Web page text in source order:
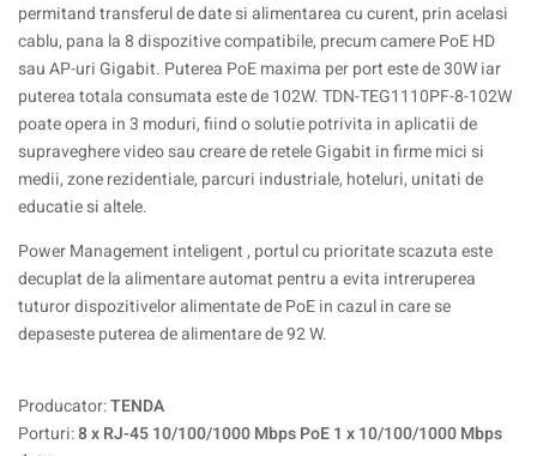
permitand transferul de date si alimentarea cu curent, prin acelasi
cablu, pana la 8 dispozitive compatibile, precum camere PoE HD
sau AP-uri Gigabit. Puterea PoE maxima per port este de 30W iar
puterea totala consumata este de 102W. TDN-TEG1110PF-8-102W
poate opera in 3 moduri, fiind o solutie potrivita in aplicatii de
supraveghere video sau creare de retele Gigabit in firme mici si
medii, zone rezidentiale, parcuri industriale, hoteluri, unitati de
educatie si altele.
Power Management inteligent , portul cu prioritate scazuta este
decuplat de la alimentare automat pentru a evita intreruperea
tuturor dispozitivelor alimentate de PoE in cazul in care se
depaseste puterea de alimentare de 92 W.
Producator:TENDA
Porturi:8 x RJ-45 10/100/1000 Mbps PoE 1 x 10/100/1000 Mbps